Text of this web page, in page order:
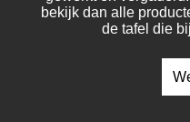
bekijk dan alle
de tafel die